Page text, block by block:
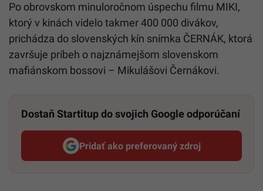
Po obrovskom minuloročnom úspechu filmu MIKI,
ktorý v kinách videlo takmer 400 000 divákov,
prichádza do slovenských kín snímka ČERNÁK, ktorá
završuje príbeh o najznámejšom slovenskom
mafiánskom bossovi – Mikulášovi Černákovi.
Dostaň Startitup do svojich Google odporúčaní
Pridať ako preferovaný zdroj
Startitup, odkaz sa otvorí v